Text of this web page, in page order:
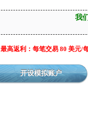
我
最高返利：每笔交易 80 美元/
开设模拟账户